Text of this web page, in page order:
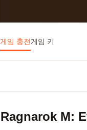
게임 충전게임 키
Ragnarok M: